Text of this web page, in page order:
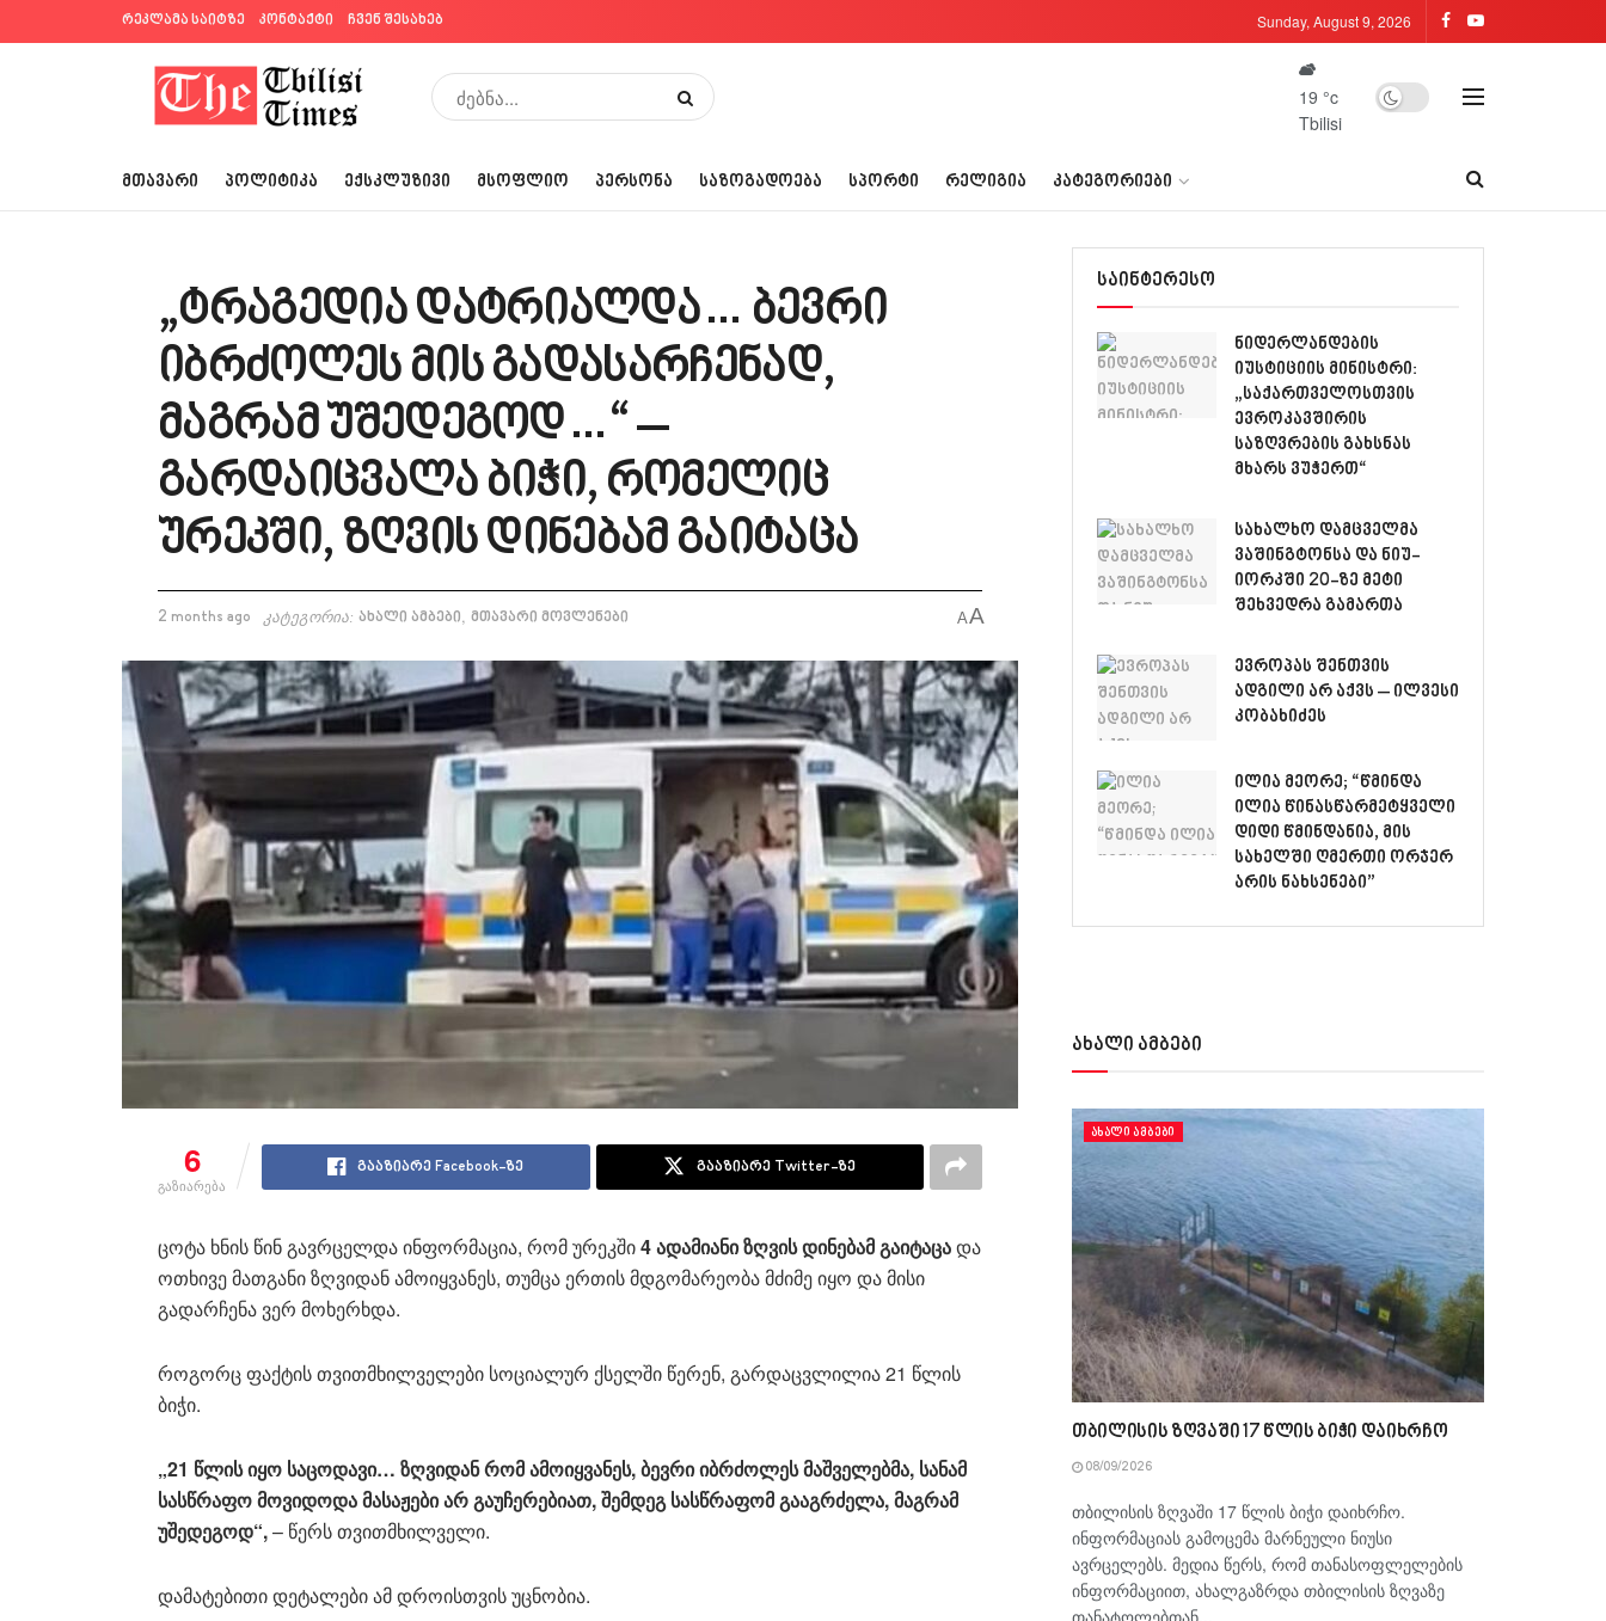
რეკლამა საიტზე კონტაქტი ჩვენ შესახებ Sunday, August 9, 2026
19 °c
Tbilisi
ᲛᲗᲐᲕᲐᲠᲘ ᲞᲝᲚᲘᲢᲘᲙᲐ ᲔᲥᲡᲙᲚᲣᲖᲘᲕᲘ ᲛᲡᲝᲤᲚᲘᲝ ᲞᲔᲠᲡᲝᲜᲐ ᲡᲐᲖᲝᲒᲐᲓᲝᲔᲑᲐ ᲡᲞᲝᲠᲢᲘ ᲠᲔᲚᲘᲒᲘᲐ ᲙᲐᲢᲔᲒᲝᲠᲘᲔᲑᲘ
„ტრაგედია დატრიალდა… ბევრი
იბრძოლეს მის გადასარჩენად,
მაგრამ უშედეგოდ…“ –
გარდაიცვალა ბიჭი, რომელიც
ურეკში, ზღვის დინებამ გაიტაცა
2 months ago კატეგორია: ახალი ამბები, მთავარი მოვლენები AA
6
გაზიარება
გააზიარე Facebook-ზე გააზიარე Twitter-ზე
ცოტა ხნის წინ გავრცელდა ინფორმაცია, რომ ურეკში4 ადამიანი ზღვის დინებამ გაიტაცადა
ოთხივე მათგანი ზღვიდან ამოიყვანეს, თუმცა ერთის მდგომარეობა მძიმე იყო და მისი
გადარჩენა ვერ მოხერხდა.
როგორც ფაქტის თვითმხილველები სოციალურ ქსელში წერენ, გარდაცვლილია 21 წლის
ბიჭი.
„21 წლის იყო საცოდავი… ზღვიდან რომ ამოიყვანეს, ბევრი იბრძოლეს მაშველებმა, სანამ
სასწრაფო მოვიდოდა მასაჟები არ გაუჩერებიათ, შემდეგ სასწრაფომ გააგრძელა, მაგრამ
უშედეგოდ“,– წერს თვითმხილველი.
დამატებითი დეტალები ამ დროისთვის უცნობია.
საინტერესო
ნიდერლანდების
იუსტიციის მინისტრი:
„საქართველოსთვის
ევროკავშირის
საზღვრების გახსნას
მხარს ვუჭერთ“
სახალხო დამცველმა
ვაშინგტონსა და ნიუ-
იორკში 20-ზე მეტი
შეხვედრა გამართა
ევროპას შენთვის
ადგილი არ აქვს – ილვესი
კობახიძეს
ილია მეორე; “წმინდა
ილია წინასწარმეტყველი
დიდი წმინდანია, მის
სახელში ღმერთი ორჯერ
არის ნახსენები”
ახალი ამბები
ᲐᲮᲐᲚᲘ ᲐᲛᲑᲔᲑᲘ
თბილისის ზღვაში 17 წლის ბიჭი დაიხრჩო
08/09/2026
თბილისის ზღვაში 17 წლის ბიჭი დაიხრჩო.
ინფორმაციას გამოცემა მარნეული ნიუსი
ავრცელებს. მედია წერს, რომ თანასოფლელების
ინფორმაციით, ახალგაზრდა თბილისის ზღვაზე